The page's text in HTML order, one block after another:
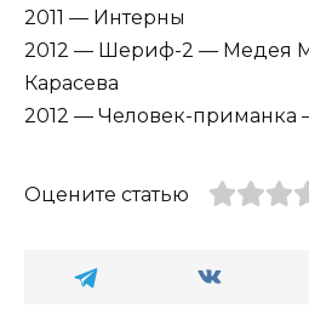
2011 — Интерны
2012 — Шериф-2 — Медея
Карасева
2012 — Человек-приманка
Оцените статью